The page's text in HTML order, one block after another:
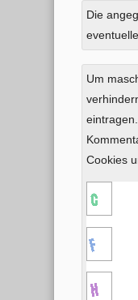
Was
ist
Vier
plus
Die
Um
Cookies